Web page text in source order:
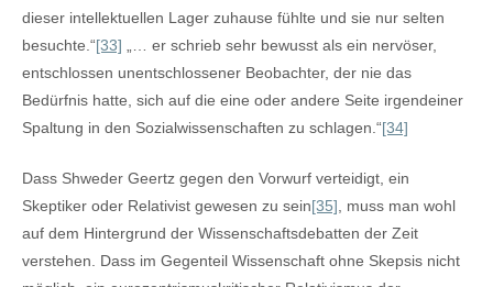
dieser intellektuellen Lager zuhause fühlte und sie nur selten
besuchte.“[33] „… er schrieb sehr bewusst als ein nervöser,
entschlossen unentschlossener Beobachter, der nie das
Bedürfnis hatte, sich auf die eine oder andere Seite irgendeiner
Spaltung in den Sozialwissenschaften zu schlagen.“[34]
Dass Shweder Geertz gegen den Vorwurf verteidigt, ein
Skeptiker oder Relativist gewesen zu sein[35], muss man wohl
auf dem Hintergrund der Wissenschaftsdebatten der Zeit
verstehen. Dass im Gegenteil Wissenschaft ohne Skepsis nicht